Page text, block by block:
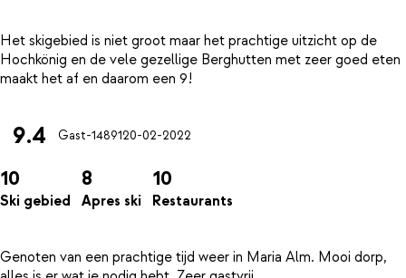
Het skigebied is niet groot maar het prachtige uitzicht op de
Hochkönig en de vele gezellige Berghutten met zeer goed eten
9.4 Gast-1489120-02-2022
10
Ski gebied
8
Apres ski
10
Restaurants
Genoten van een prachtige tijd weer in Maria Alm. Mooi dorp,